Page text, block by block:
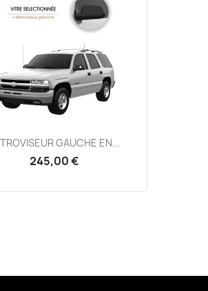
GAUCHE EN...
245,00 €